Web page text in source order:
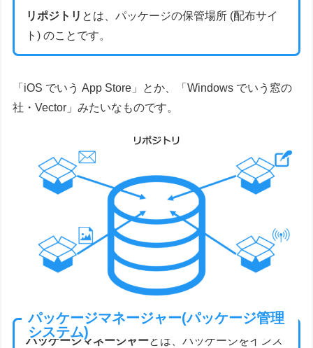
リポジトリ とは、パッケージの保管場所 (配布サイ
ト) のことです。
「iOS でいう App Store」とか、「Windows でいう窓の
社・Vector」みたいなものです。
パッケージマネージャー(パッケージ管理
システム)
パッケージマネージャーとは、パッケージをインス